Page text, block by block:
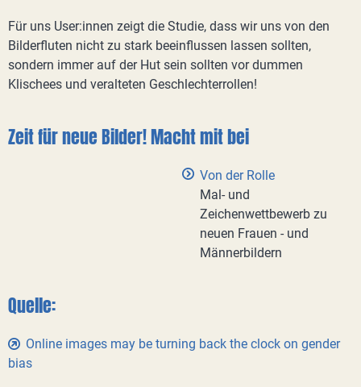
Für uns User:innen zeigt die Studie, dass wir uns von den
Bilderfluten nicht zu stark beeinflussen lassen sollten,
sondern immer auf der Hut sein sollten vor dummen
Klischees und veralteten Geschlechterrollen!
Zeit für neue Bilder! Macht mit bei
Von der Rolle
Mal- und
Zeichenwettbewerb zu
neuen Frauen - und
Männerbildern
Quelle:
Online images may be turning back the clock on gender
bias